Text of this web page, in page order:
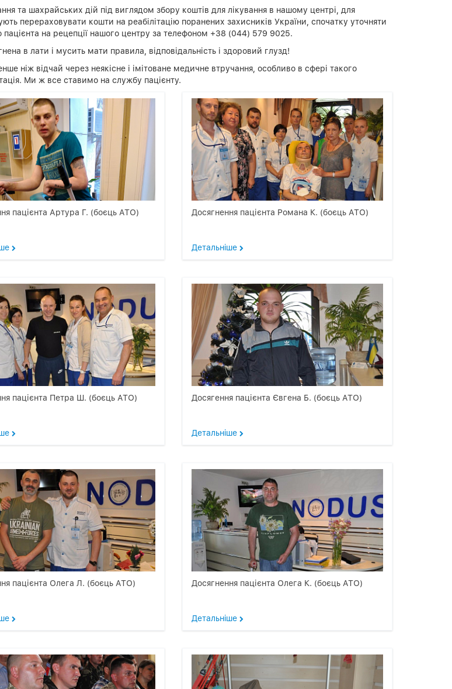
та шахрайських дій під виглядом збору коштів для лікування в нашому центрі, для
перераховувати кошти на реабілітацію поранених захисників України, спочатку уточняти
пацієнта на рецепції нашого центру за телефоном +38 (044) 579 9025.
в лати і мусить мати правила, відповідальність і здоровий глузд!
ніж відчай через неякісне і імітоване медичне втручання, особливо в сфері такого
Ми ж все ставимо на службу пацієнту.
пацієнта Артура Г. (боєць АТО) Досягнення пацієнта Романа К. (боєць АТО)
Детальнiше
пацієнта Петра Ш. (боєць АТО) Досягення пацієнта Євгена Б. (боєць АТО)
Детальнiше
пацієнта Олега Л. (боєць АТО) Досягнення пацієнта Олега К. (боєць АТО)
Детальнiше